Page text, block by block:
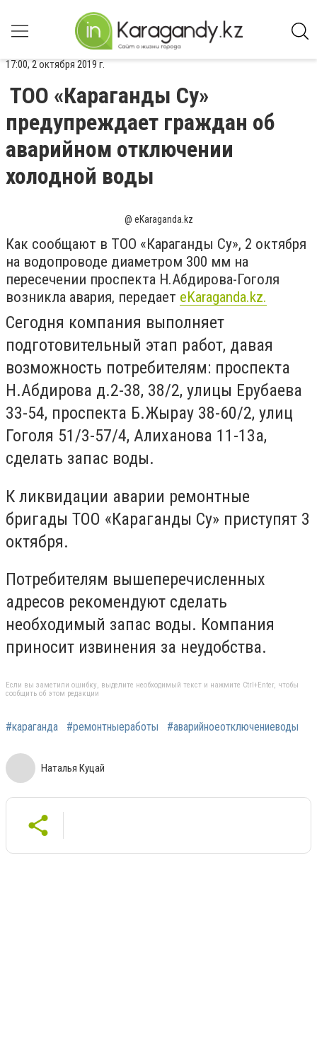
17:00, 2 октября 2019 г.
ТОО «Караганды Су»
предупреждает граждан об
аварийном отключении
холодной воды
@ еKaraganda.kz
Как сообщают в ТОО «Караганды Су», 2 октября
на водопроводе диаметром 300 мм на
пересечении проспекта Н.Абдирова-Гоголя
возникла авария, передает еKaraganda.kz.
Сегодня компания выполняет
подготовительный этап работ, давая
возможность потребителям: проспекта
Н.Абдирова д.2-38, 38/2, улицы Ерубаева
33-54, проспекта Б.Жырау 38-60/2, улиц
Гоголя 51/3-57/4, Алиханова 11-13а,
сделать запас воды.
К ликвидации аварии ремонтные
бригады ТОО «Караганды Су» приступят 3
октября.
Потребителям вышеперечисленных
адресов рекомендуют сделать
необходимый запас воды. Компания
приносит извинения за неудобства.
Если вы заметили ошибку, выделите необходимый текст и нажмите Ctrl+Enter, чтобы
сообщить об этом редакции
#караганда #ремонтныеработы #аварийноеотключениеводы
Наталья Куцай